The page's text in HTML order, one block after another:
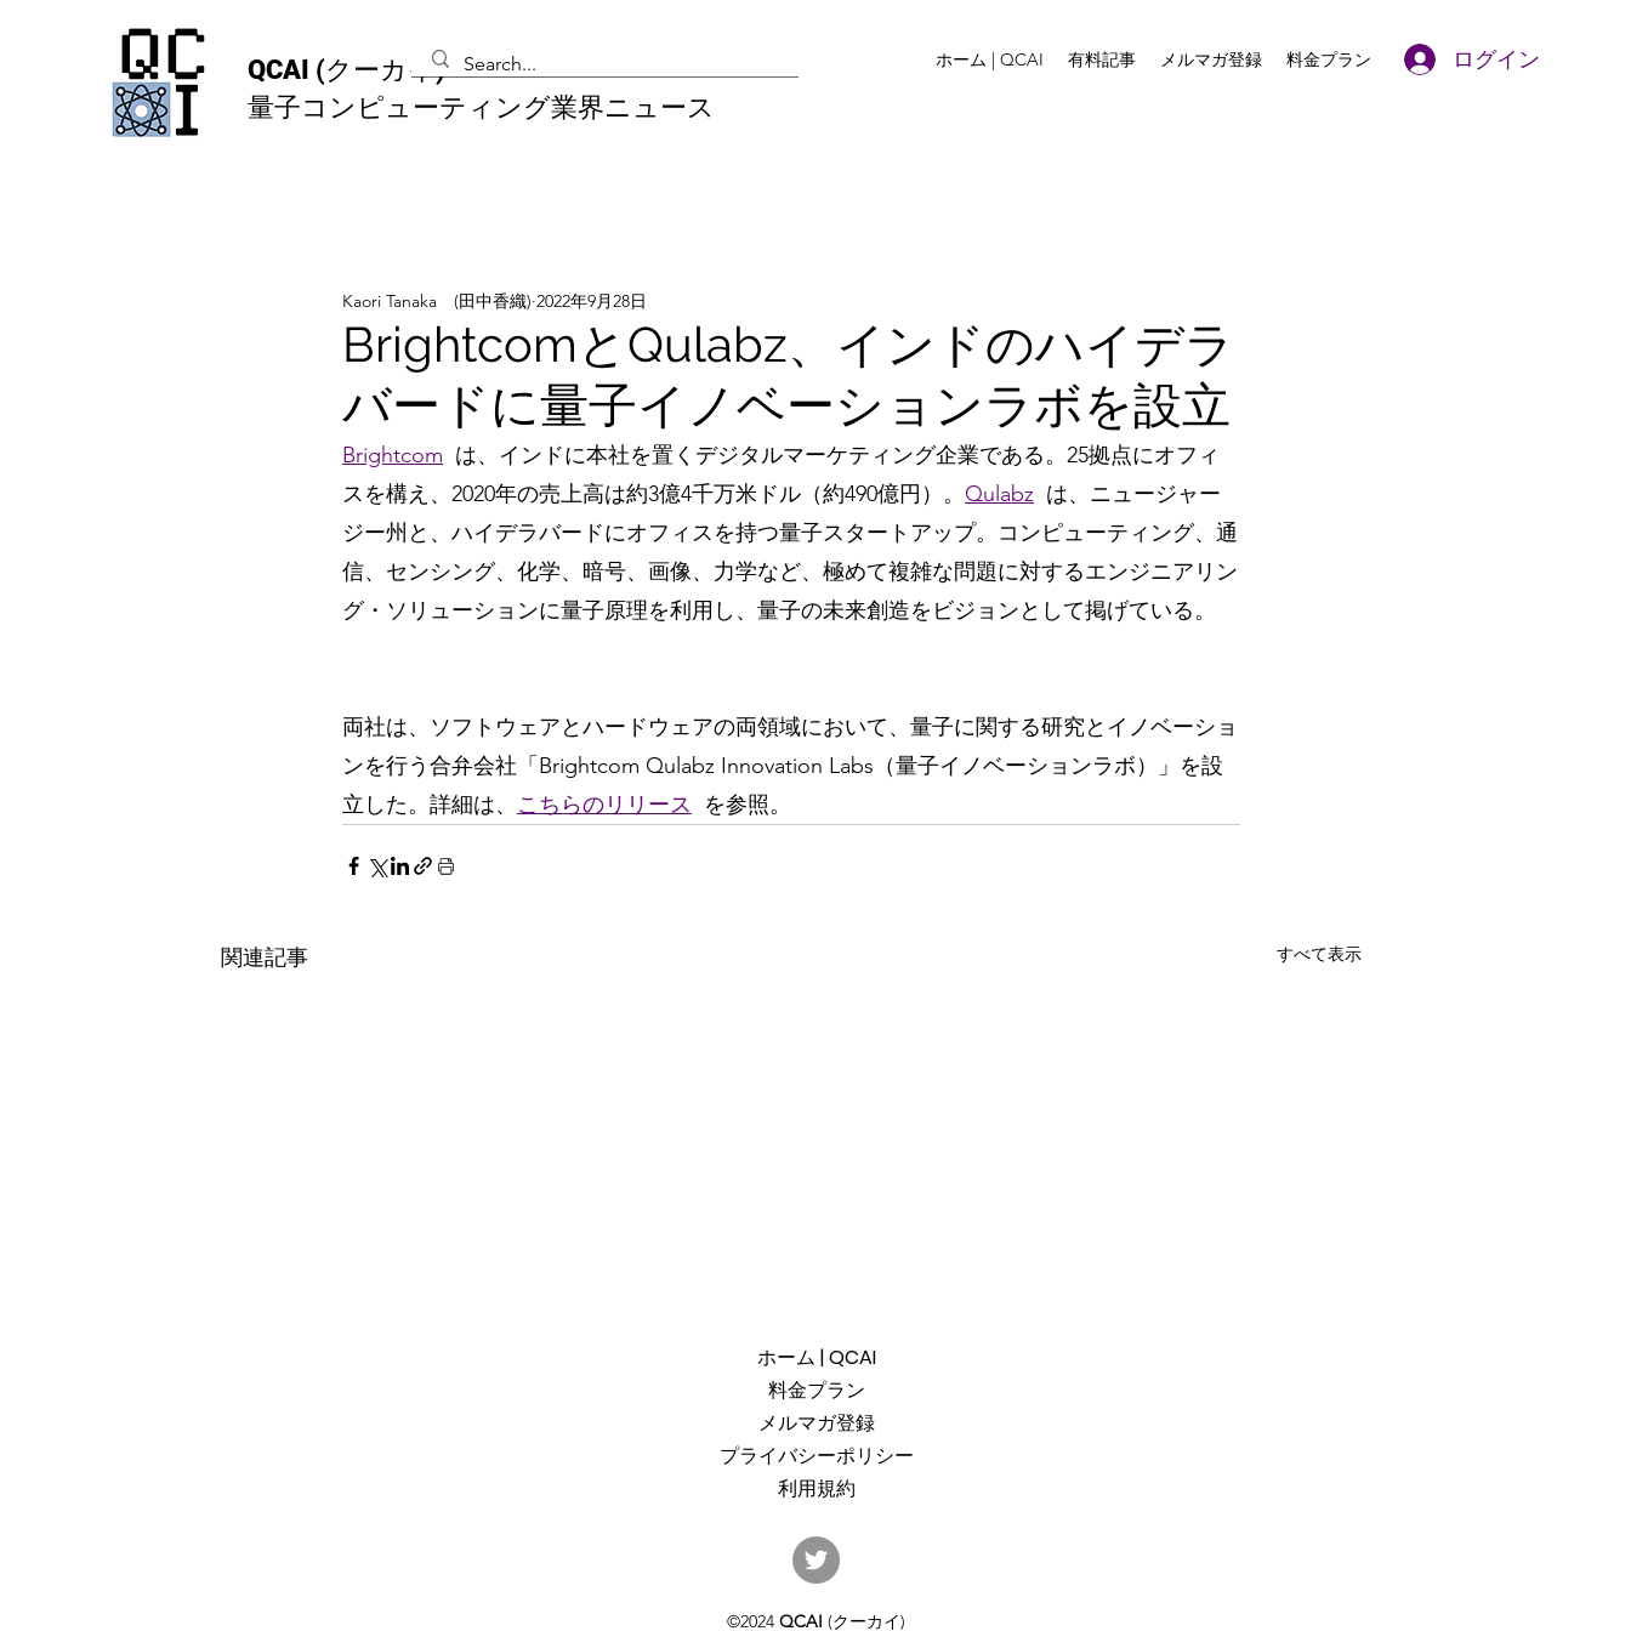
QCAI (クーカイ)
量子コンピューティング業界ニュース
ホーム | QCAI 有料記事 メルマガ登録 料金プラン ログイン
BrightcomとQulabz、インドのハイデラ
バードに量子イノベーションラボを設立
Kaori Tanaka (田中香織) 2022年9月28日
Brightcom は、インドに本社を置くデジタルマーケティング企業である。25拠点にオフィ
スを構え、2020年の売上高は約3億4千万米ドル（約490億円）。 Qulabz は、ニュージャー
ジー州と、ハイデラバードにオフィスを持つ量子スタートアップ。コンピューティング、通
信、センシング、化学、暗号、画像、力学など、極めて複雑な問題に対するエンジニアリン
グ・ソリューションに量子原理を利用し、量子の未来創造をビジョンとして掲げている。
両社は、ソフトウェアとハードウェアの両領域において、量子に関する研究とイノベーショ
ンを行う合弁会社「Brightcom Qulabz Innovation Labs（量子イノベーションラボ）」を設
立した。詳細は、 こちらのリリース を参照。
関連記事 すべて表示
産総研のG-QuATに冷却原子
(中性原子)方式の米国QuEra社
ホーム | QCAI
料金プラン
メルマガ登録
プライバシーポリシー
利用規約
©2024 QCAI (クーカイ)